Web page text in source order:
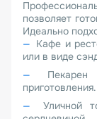
позволяет
Идеально
Кафе и
или в виде
Пекарен
приготовления.
Уличной